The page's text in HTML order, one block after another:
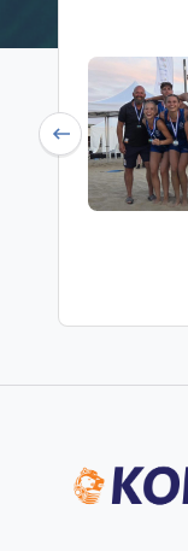
Previous